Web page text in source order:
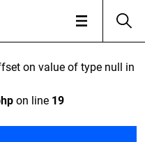
on value of type null in
on line 19